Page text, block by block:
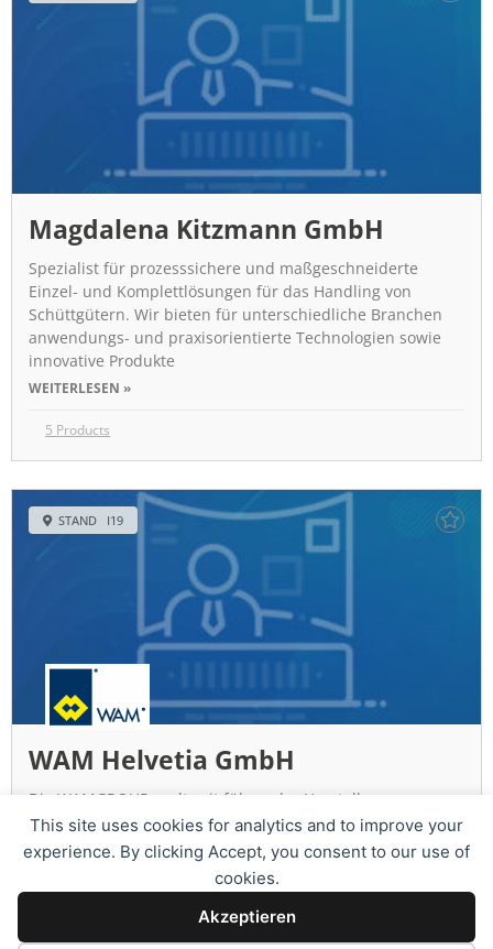
This site uses cookies for analytics and to improve your
experience. By clicking Accept, you consent to our use of
cookies.
Akzeptieren
Magdalena Kitzmann GmbH
Spezialist für prozesssichere und maßgeschneiderte
Einzel- und Komplettlösungen für das Handling von
Schüttgütern. Wir bieten für unterschiedliche Branchen
anwendungs- und praxisorientierte Technologien sowie
innovative Produkte
WEITERLESEN »
5 Products
STAND I19
WAM Helvetia GmbH
Die WAMGROUP, weltweit führender Hersteller von
Komponenten für die Schüttguttechnik, ist seit 1999 mit
der WAM Helvetia GmbH in der Schweiz vertreten. Das Ziel
WEITERLESEN »